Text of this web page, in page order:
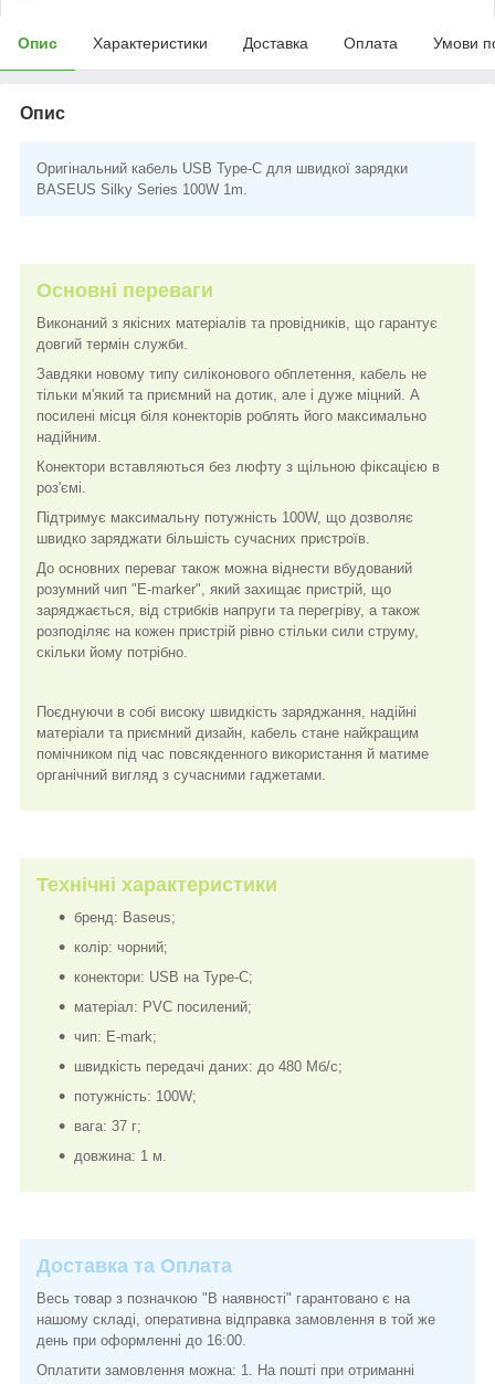
Опис Характеристики Доставка Оплата Умови
Опис
Оригінальний кабель USB Type-C для швидкої зарядки
BASEUS Silky Series 100W 1m.
Основні переваги
Виконаний з якісних матеріалів та провідників, що гарантує
довгий термін служби.
Завдяки новому типу силіконового обплетення, кабель не
тільки м'який та приємний на дотик, але і дуже міцний. А
посилені місця біля конекторів роблять його максимально
надійним.
Конектори вставляються без люфту з щільною фіксацією в
роз'ємі.
Підтримує максимальну потужність 100W, що дозволяє
швидко заряджати більшість сучасних пристроїв.
До основних переваг також можна віднести вбудований
розумний чип "E-marker", який захищає пристрій, що
заряджається, від стрибків напруги та перегріву, а також
розподіляє на кожен пристрій рівно стільки сили струму,
скільки йому потрібно.
Поєднуючи в собі високу швидкість заряджання, надійні
матеріали та приємний дизайн, кабель стане найкращим
помічником під час повсякденного використання й матиме
органічний вигляд з сучасними гаджетами.
Технічні характеристики
бренд: Baseus;
колір: чорний;
конектори: USB на Type-C;
матеріал: PVC посилений;
чип: E-mark;
швидкість передачі даних: до 480 Мб/с;
потужність: 100W;
вага: 37 г;
довжина: 1 м.
Доставка та Оплата
Весь товар з позначкою "В наявності" гарантовано є на
нашому складі, оперативна відправка замовлення в той же
день при оформленні до 16:00.
Оплатити замовлення можна: 1. На пошті при отриманні